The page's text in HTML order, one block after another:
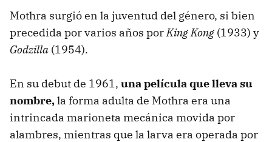
Mothra surgió en la juventud del género, si bien
precedida por varios años porKing Kong (1933) y
Godzilla (1954).
En su debut de 1961, una película que lleva su
nombre,la forma adulta de Mothra era una
intrincada marioneta mecánica movida por
alambres, mientras que la larva era operada por